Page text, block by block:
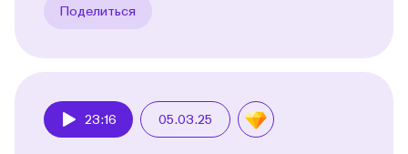
Поделиться
23:16 05.03.25